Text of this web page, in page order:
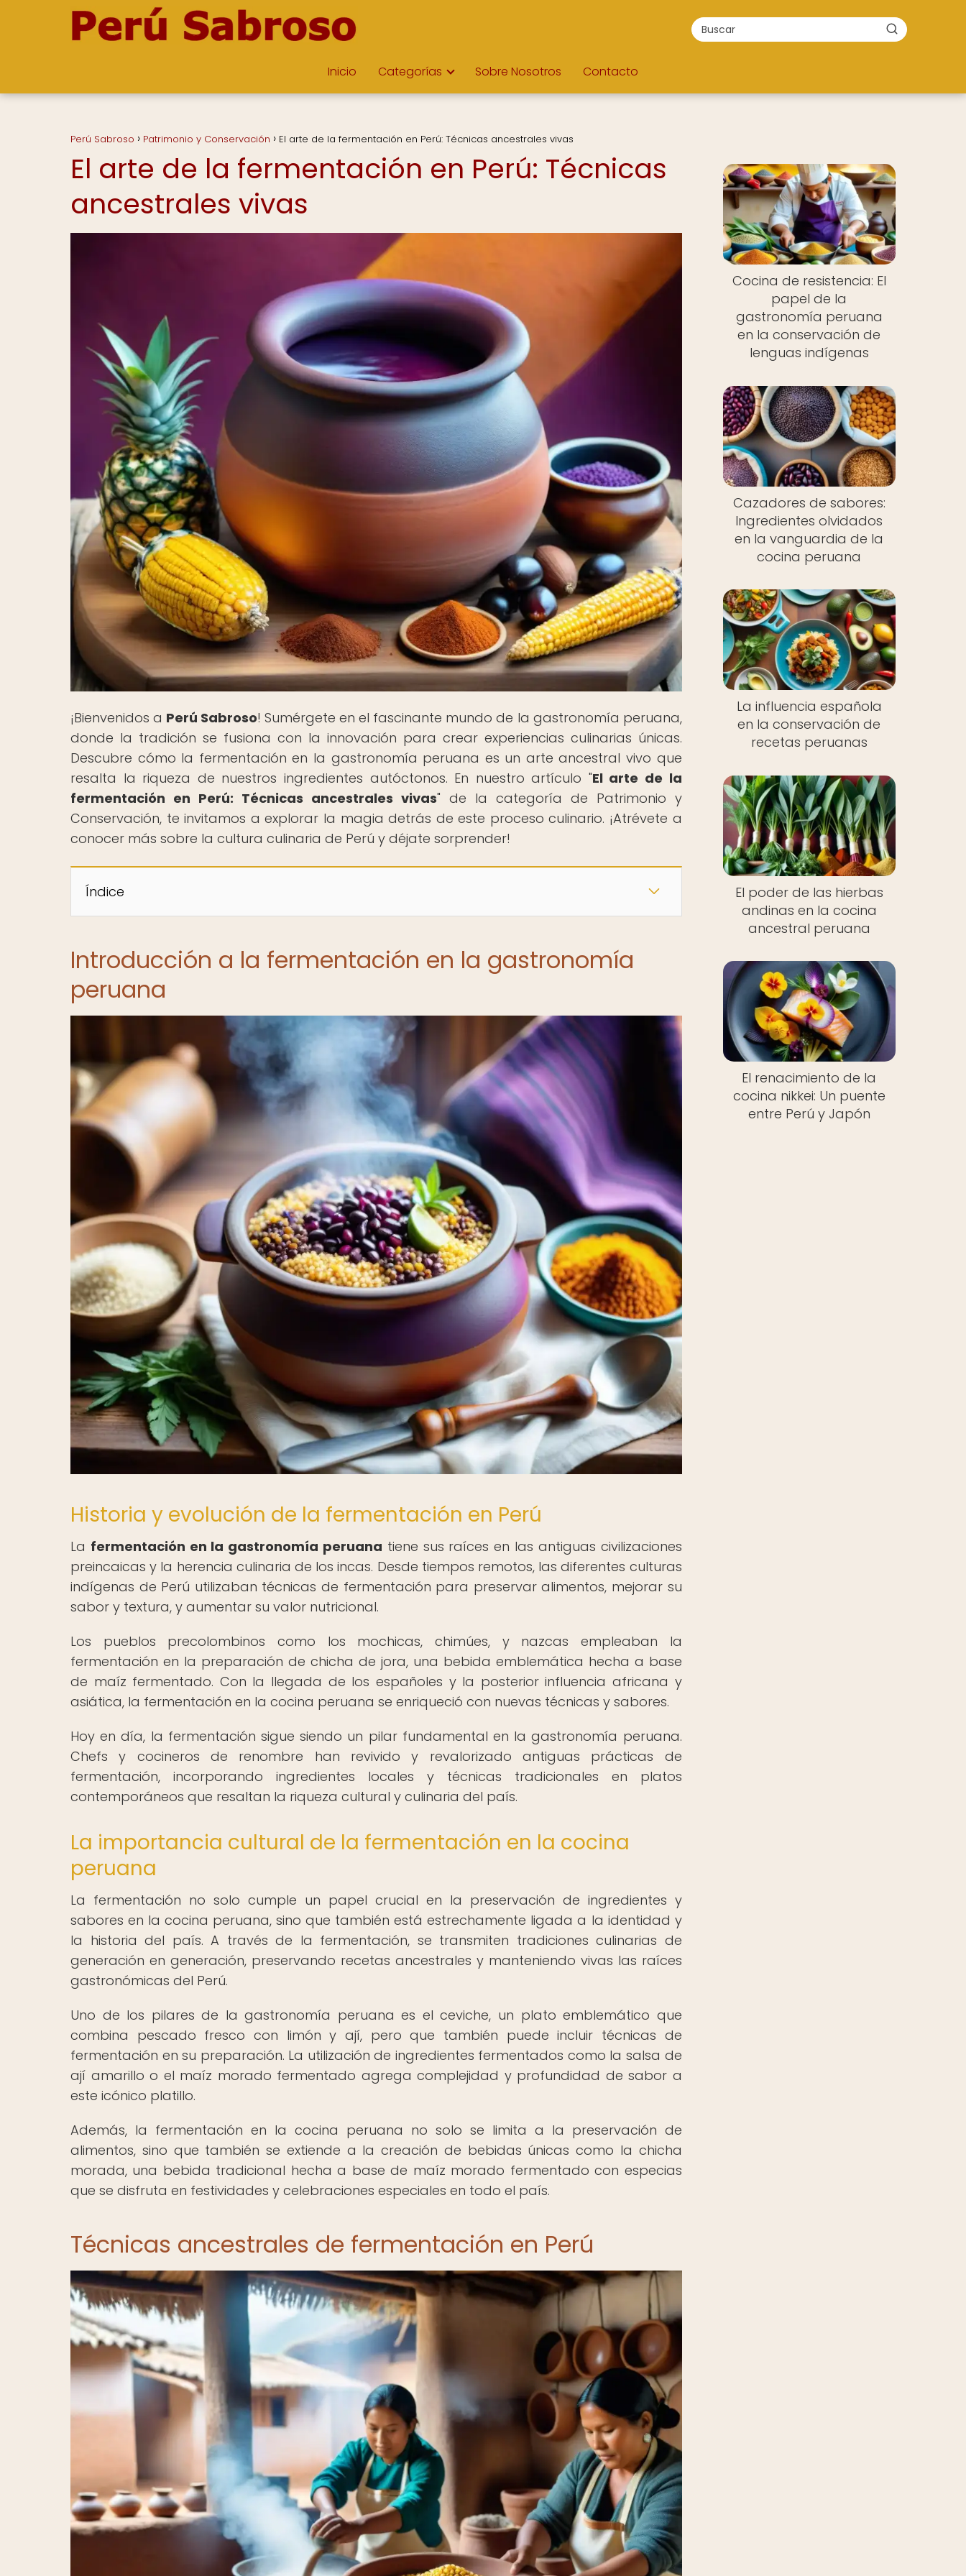
Inicio Categorías Sobre Nosotros Contacto
Perú Sabroso Patrimonio y Conservación El arte de la fermentación en Perú: Técnicas ancestrales vivas
El arte de la fermentación en Perú: Técnicas
ancestrales vivas
¡Bienvenidos a Perú Sabroso! Sumérgete en el fascinante mundo de la gastronomía peruana,
donde la tradición se fusiona con la innovación para crear experiencias culinarias únicas.
Descubre cómo la fermentación en la gastronomía peruana es un arte ancestral vivo que
resalta la riqueza de nuestros ingredientes autóctonos. En nuestro artículo "El arte de la
fermentación en Perú: Técnicas ancestrales vivas" de la categoría de Patrimonio y
Conservación, te invitamos a explorar la magia detrás de este proceso culinario. ¡Atrévete a
conocer más sobre la cultura culinaria de Perú y déjate sorprender!
Índice
Introducción a la fermentación en la gastronomía
peruana
Historia y evolución de la fermentación en Perú
La fermentación en la gastronomía peruana tiene sus raíces en las antiguas civilizaciones
preincaicas y la herencia culinaria de los incas. Desde tiempos remotos, las diferentes culturas
indígenas de Perú utilizaban técnicas de fermentación para preservar alimentos, mejorar su
sabor y textura, y aumentar su valor nutricional.
Los pueblos precolombinos como los mochicas, chimúes, y nazcas empleaban la
fermentación en la preparación de chicha de jora, una bebida emblemática hecha a base
de maíz fermentado. Con la llegada de los españoles y la posterior influencia africana y
asiática, la fermentación en la cocina peruana se enriqueció con nuevas técnicas y sabores.
Hoy en día, la fermentación sigue siendo un pilar fundamental en la gastronomía peruana.
Chefs y cocineros de renombre han revivido y revalorizado antiguas prácticas de
fermentación, incorporando ingredientes locales y técnicas tradicionales en platos
contemporáneos que resaltan la riqueza cultural y culinaria del país.
La importancia cultural de la fermentación en la cocina
peruana
La fermentación no solo cumple un papel crucial en la preservación de ingredientes y
sabores en la cocina peruana, sino que también está estrechamente ligada a la identidad y
la historia del país. A través de la fermentación, se transmiten tradiciones culinarias de
generación en generación, preservando recetas ancestrales y manteniendo vivas las raíces
gastronómicas del Perú.
Uno de los pilares de la gastronomía peruana es el ceviche, un plato emblemático que
combina pescado fresco con limón y ají, pero que también puede incluir técnicas de
fermentación en su preparación. La utilización de ingredientes fermentados como la salsa de
ají amarillo o el maíz morado fermentado agrega complejidad y profundidad de sabor a
este icónico platillo.
Además, la fermentación en la cocina peruana no solo se limita a la preservación de
alimentos, sino que también se extiende a la creación de bebidas únicas como la chicha
morada, una bebida tradicional hecha a base de maíz morado fermentado con especias
que se disfruta en festividades y celebraciones especiales en todo el país.
Técnicas ancestrales de fermentación en Perú
Cocina de resistencia: El
papel de la
gastronomía peruana
en la conservación de
lenguas indígenas
Cazadores de sabores:
Ingredientes olvidados
en la vanguardia de la
cocina peruana
La influencia española
en la conservación de
recetas peruanas
El poder de las hierbas
andinas en la cocina
ancestral peruana
El renacimiento de la
cocina nikkei: Un puente
entre Perú y Japón